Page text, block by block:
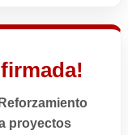
Reforzamiento
proyectos